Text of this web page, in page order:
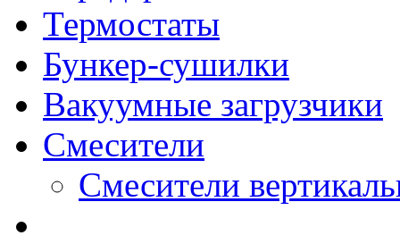
Термостаты
Бункер-сушилки
Вакуумные загрузчики
Смесители
Смесители